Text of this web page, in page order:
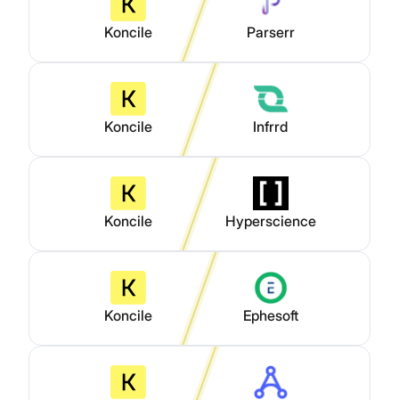
Koncile Parserr
Koncile Infrrd
Koncile Hyperscience
Koncile Ephesoft